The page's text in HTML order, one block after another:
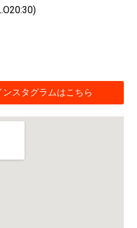
ンスタグラムはこちら